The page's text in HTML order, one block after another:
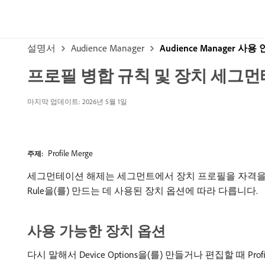
설명서 Audience Manager Audience Manager 사용
프로필 병합 규칙 및 장치 세그
마지막 업데이트: 2026년 5월 1일
주제: Profile Merge
세그먼테이션 해제는 세그먼트에서 장치 프로필을 자격
Rule을(를) 만드는 데 사용된 장치 옵션에 따라 다릅니다.
사용 가능한 장치 옵션
다시 말해서 Device Options을(를) 만들거나 편집할 때